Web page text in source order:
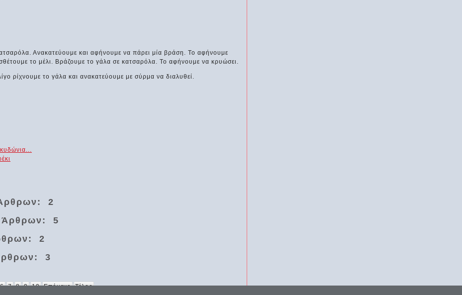
Ανακατεύουμε και αφήνουμε να πάρει μία βράση. Το αφήνουμε
το μέλι. Βράζουμε το γάλα σε κατσαρόλα. Το αφήνουμε να κρυώσει.
ρίχνουμε το γάλα και ανακατεύουμε με σύρμα να διαλυθεί.
2
Άρθρων: 5
2
3
6 7 8 9 10 Επόμενο Τέλος